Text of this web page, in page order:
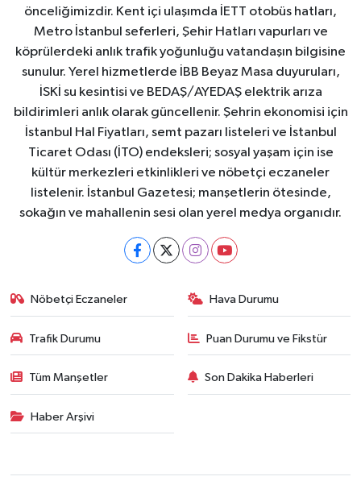
önceliğimizdir. Kent içi ulaşımda İETT otobüs hatları,
Metro İstanbul seferleri, Şehir Hatları vapurları ve
köprülerdeki anlık trafik yoğunluğu vatandaşın bilgisine
sunulur. Yerel hizmetlerde İBB Beyaz Masa duyuruları,
İSKİ su kesintisi ve BEDAŞ/AYEDAŞ elektrik arıza
bildirimleri anlık olarak güncellenir. Şehrin ekonomisi için
İstanbul Hal Fiyatları, semt pazarı listeleri ve İstanbul
Ticaret Odası (İTO) endeksleri; sosyal yaşam için ise
kültür merkezleri etkinlikleri ve nöbetçi eczaneler
listelenir. İstanbul Gazetesi; manşetlerin ötesinde,
sokağın ve mahallenin sesi olan yerel medya organıdır.
Nöbetçi Eczaneler Hava Durumu
Trafik Durumu Puan Durumu ve Fikstür
Tüm Manşetler Son Dakika Haberleri
Haber Arşivi